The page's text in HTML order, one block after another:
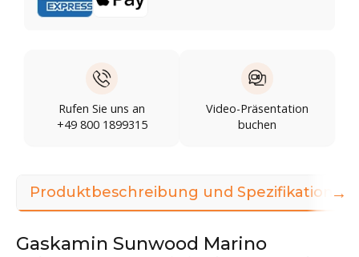
Rufen Sie uns an
+49 800 1899315
Video-Präsentation
buchen
Produktbeschreibung und Spezifikationen
Gaskamin Sunwood Marino
→